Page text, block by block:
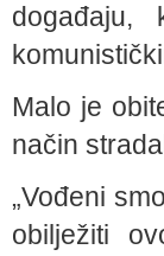
Malo je
način
„Vođeni
obilježiti